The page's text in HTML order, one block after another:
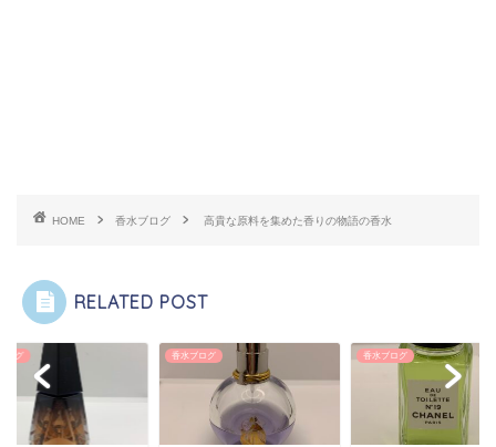
HOME 香水ブログ 高貴な原料を集めた香りの物語の香水
RELATED POST
ログ 香水ブログ 香水ブログ